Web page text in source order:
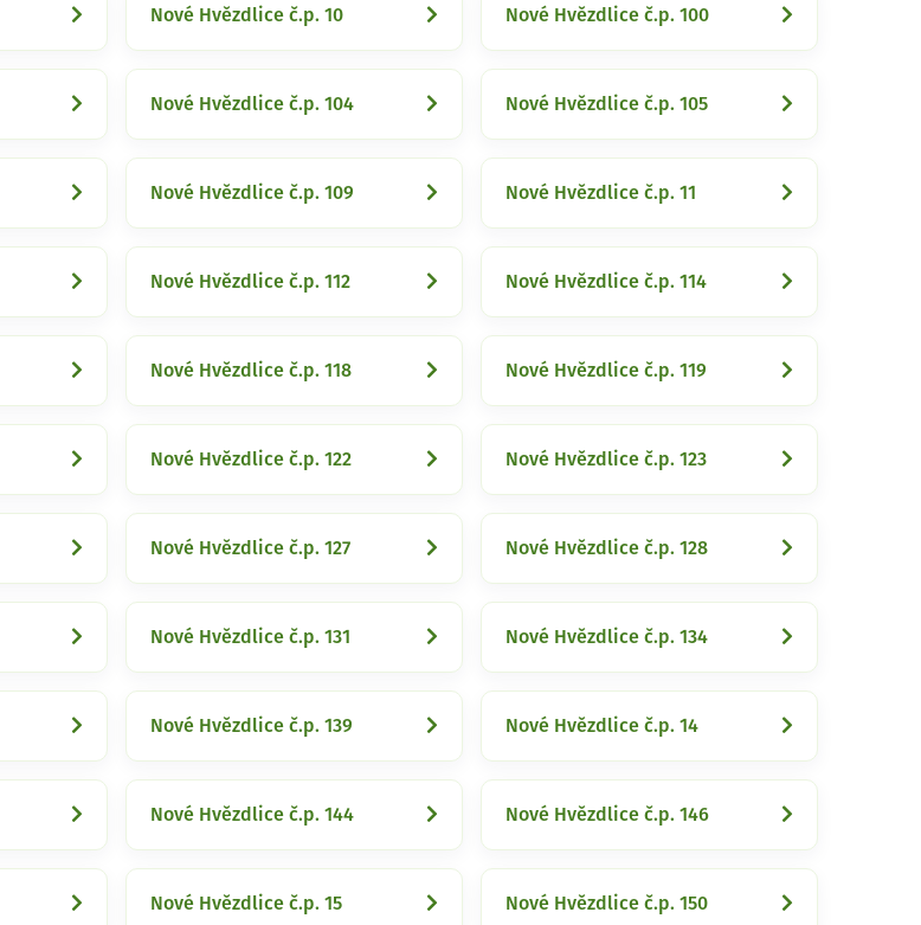
Nové Hvězdlice č.p. 10 Nové Hvězdlice č.p. 100
Nové Hvězdlice č.p. 104 Nové Hvězdlice č.p. 105
Nové Hvězdlice č.p. 109 Nové Hvězdlice č.p. 11
Nové Hvězdlice č.p. 112 Nové Hvězdlice č.p. 114
Nové Hvězdlice č.p. 118 Nové Hvězdlice č.p. 119
Nové Hvězdlice č.p. 122 Nové Hvězdlice č.p. 123
Nové Hvězdlice č.p. 127 Nové Hvězdlice č.p. 128
Nové Hvězdlice č.p. 131 Nové Hvězdlice č.p. 134
Nové Hvězdlice č.p. 139 Nové Hvězdlice č.p. 14
Nové Hvězdlice č.p. 144 Nové Hvězdlice č.p. 146
Nové Hvězdlice č.p. 15 Nové Hvězdlice č.p. 150